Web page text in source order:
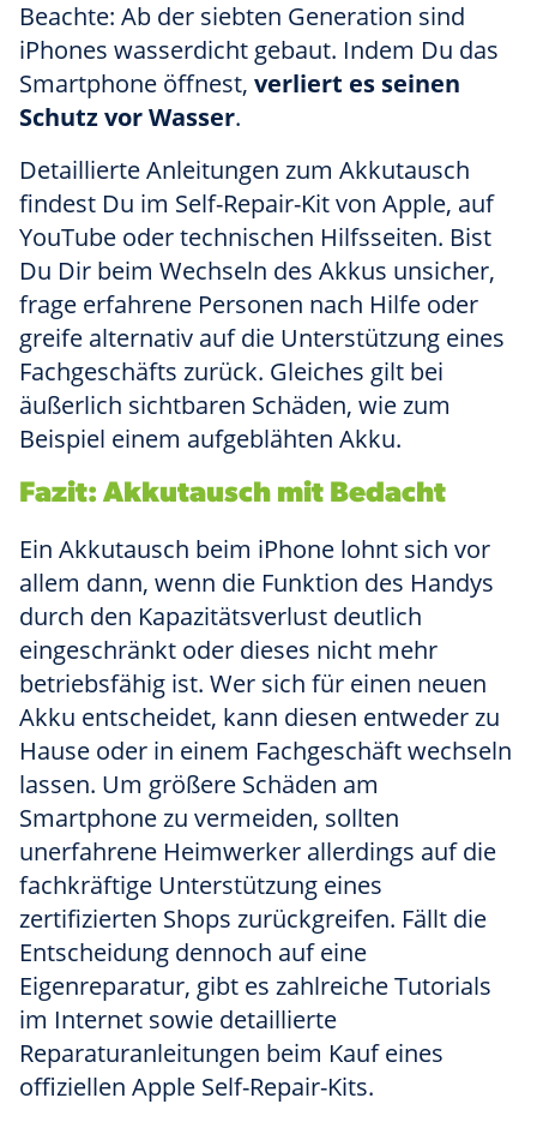
Beachte: Ab der siebten Generation sind
iPhones wasserdicht gebaut. Indem Du das
Smartphone öffnest, verliert es seinen
Schutz vor Wasser.
Detaillierte Anleitungen zum Akkutausch
findest Du im Self-Repair-Kit von Apple, auf
YouTube oder technischen Hilfsseiten. Bist
Du Dir beim Wechseln des Akkus unsicher,
frage erfahrene Personen nach Hilfe oder
greife alternativ auf die Unterstützung eines
Fachgeschäfts zurück. Gleiches gilt bei
äußerlich sichtbaren Schäden, wie zum
Beispiel einem aufgeblähten Akku.
Fazit: Akkutausch mit Bedacht
Ein Akkutausch beim iPhone lohnt sich vor
allem dann, wenn die Funktion des Handys
durch den Kapazitätsverlust deutlich
eingeschränkt oder dieses nicht mehr
betriebsfähig ist. Wer sich für einen neuen
Akku entscheidet, kann diesen entweder zu
Hause oder in einem Fachgeschäft wechseln
lassen. Um größere Schäden am
Smartphone zu vermeiden, sollten
unerfahrene Heimwerker allerdings auf die
fachkräftige Unterstützung eines
zertifizierten Shops zurückgreifen. Fällt die
Entscheidung dennoch auf eine
Eigenreparatur, gibt es zahlreiche Tutorials
im Internet sowie detaillierte
Reparaturanleitungen beim Kauf eines
offiziellen Apple Self-Repair-Kits.